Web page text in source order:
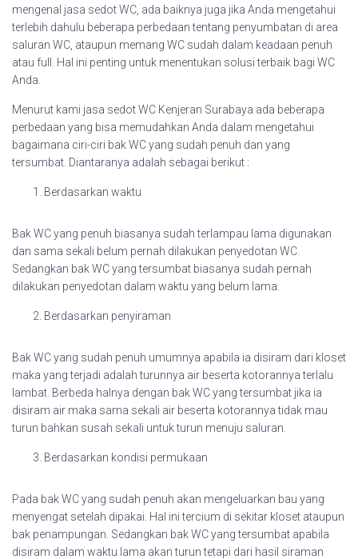
mengenal jasa sedot WC, ada baiknya juga jika Anda mengetahui
terlebih dahulu beberapa perbedaan tentang penyumbatan di area
saluran WC, ataupun memang WC sudah dalam keadaan penuh
atau full. Hal ini penting untuk menentukan solusi terbaik bagi WC
Anda.
Menurut kami jasa sedot WC Kenjeran Surabaya ada beberapa
perbedaan yang bisa memudahkan Anda dalam mengetahui
bagaimana ciri-ciri bak WC yang sudah penuh dan yang
tersumbat. Diantaranya adalah sebagai berikut :
Berdasarkan waktu
Bak WC yang penuh biasanya sudah terlampau lama digunakan
dan sama sekali belum pernah dilakukan penyedotan WC.
Sedangkan bak WC yang tersumbat biasanya sudah pernah
dilakukan penyedotan dalam waktu yang belum lama.
Berdasarkan penyiraman
Bak WC yang sudah penuh umumnya apabila ia disiram dari kloset
maka yang terjadi adalah turunnya air beserta kotorannya terlalu
lambat. Berbeda halnya dengan bak WC yang tersumbat jika ia
disiram air maka sama sekali air beserta kotorannya tidak mau
turun bahkan susah sekali untuk turun menuju saluran.
Berdasarkan kondisi permukaan
Pada bak WC yang sudah penuh akan mengeluarkan bau yang
menyengat setelah dipakai. Hal ini tercium di sekitar kloset ataupun
bak penampungan. Sedangkan bak WC yang tersumbat apabila
disiram dalam waktu lama akan turun tetapi dari hasil siraman